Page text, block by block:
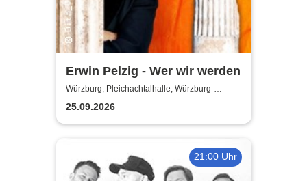
Erwin Pelzig - Wer wir werden
Würzburg, Pleichachtalhalle, Würzburg-
Versbach
25.09.2026
21:00 Uhr